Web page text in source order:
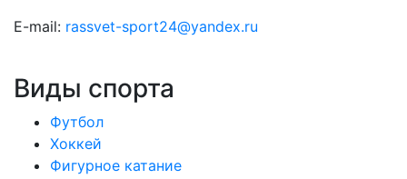
E-mail: rassvet-sport24@yandex.ru
Виды спорта
Футбол
Хоккей
Фигурное катание